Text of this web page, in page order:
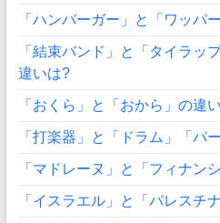
「ハンバーガー」と「ワッパ
「結束バンド」と「タイラッ
違いは?
「おくら」と「おから」の違
「打楽器」と「ドラム」「パ
「マドレーヌ」と「フィナン
「イスラエル」と「パレスチ